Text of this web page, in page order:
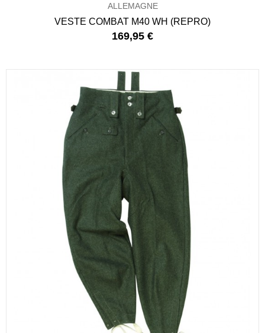
ALLEMAGNE
VESTE COMBAT M40 WH (REPRO)
169,95 €